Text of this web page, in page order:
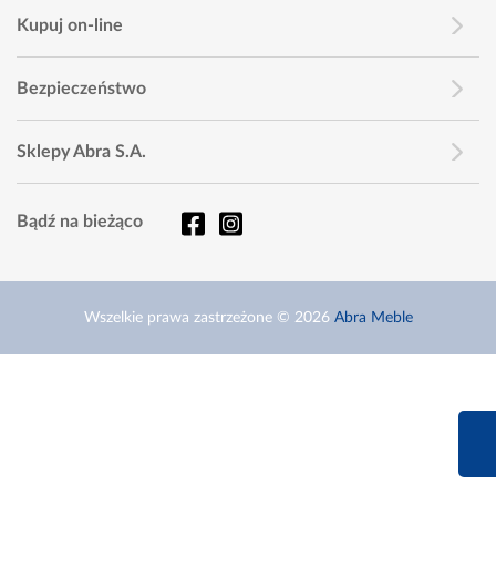
Kupuj on-line
Bezpieczeństwo
Sklepy Abra S.A.
Bądź na bieżąco
Wszelkie prawa zastrzeżone © 2026 Abra Meble